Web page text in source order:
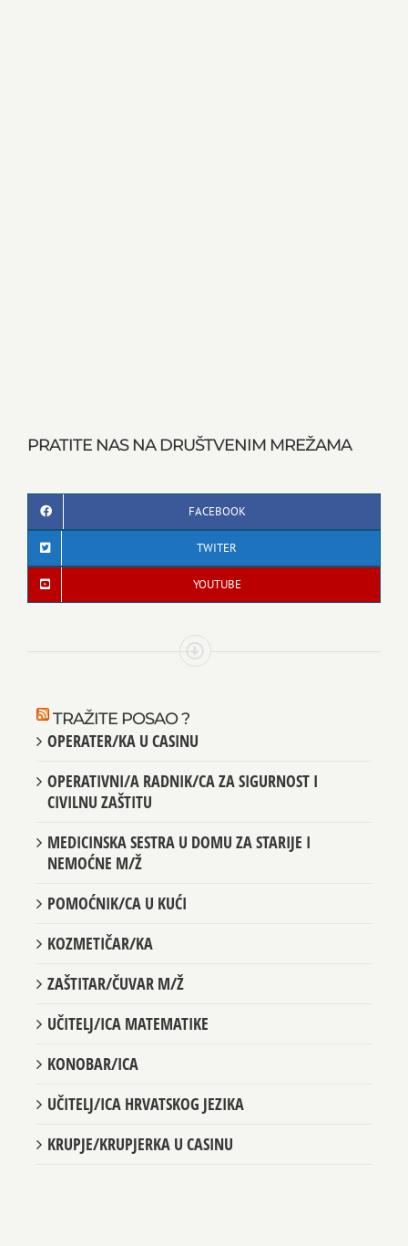
PRATITE NAS NA DRUŠTVENIM MREŽAMA
FACEBOOK
TWITER
YOUTUBE
TRAŽITE POSAO ?
OPERATER/KA U CASINU
OPERATIVNI/A RADNIK/CA ZA SIGURNOST I
CIVILNU ZAŠTITU
MEDICINSKA SESTRA U DOMU ZA STARIJE I
NEMOĆNE M/Ž
POMOĆNIK/CA U KUĆI
KOZMETIČAR/KA
ZAŠTITAR/ČUVAR M/Ž
UČITELJ/ICA MATEMATIKE
KONOBAR/ICA
UČITELJ/ICA HRVATSKOG JEZIKA
KRUPJE/KRUPJERKA U CASINU